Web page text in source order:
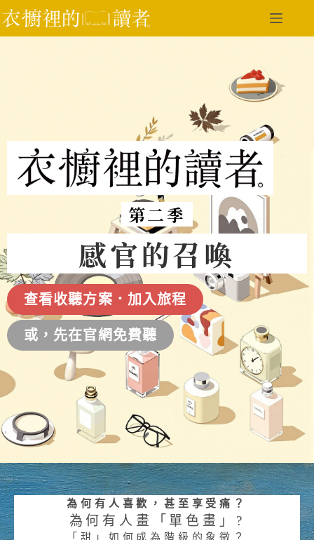
第二季
感官的召喚
查看收聽方案．加入旅程
或，先在官網免費聽
為何有人喜歡，甚至享受痛？
為何有人畫「單色畫」?
「甜」如何成為階級的象徵？